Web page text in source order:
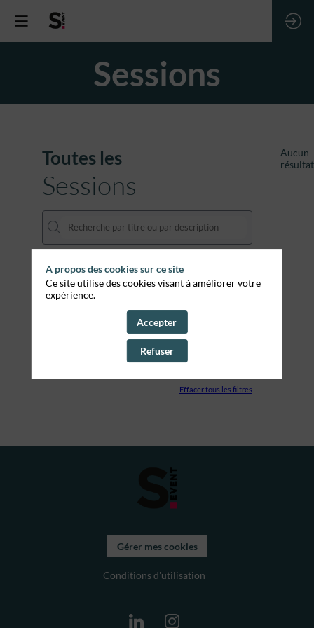
Sessions
Toutes les
Sessions
DATES
THÈMATIQUES
Effacer tous les filtres
Aucun
résultat
Gérer mes cookies
Conditions d'utilisation
A propos des cookies sur ce site
Ce site utilise des cookies visant à améliorer votre
expérience.
Accepter
Refuser